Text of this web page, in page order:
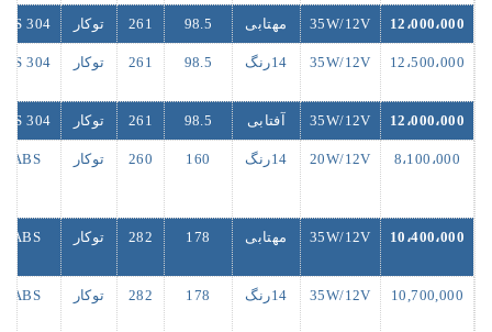
12،000،000 35W/12V مهتابی 98.5
261 توکار S/S 304
12،500،000 35W/12V 14رنگ 98.5
261 توکار S/S 304
12،000،000 35W/12V آفتابی 98.5
261 توکار S/S 304
8،100،000 20W/12V 14رنگ 160
260 توکار ABS
10،400،000 35W/12V مهتابی 178
282 توکار ABS
10,700,000
35W/12V 14رنگ 178
282 توکار ABS